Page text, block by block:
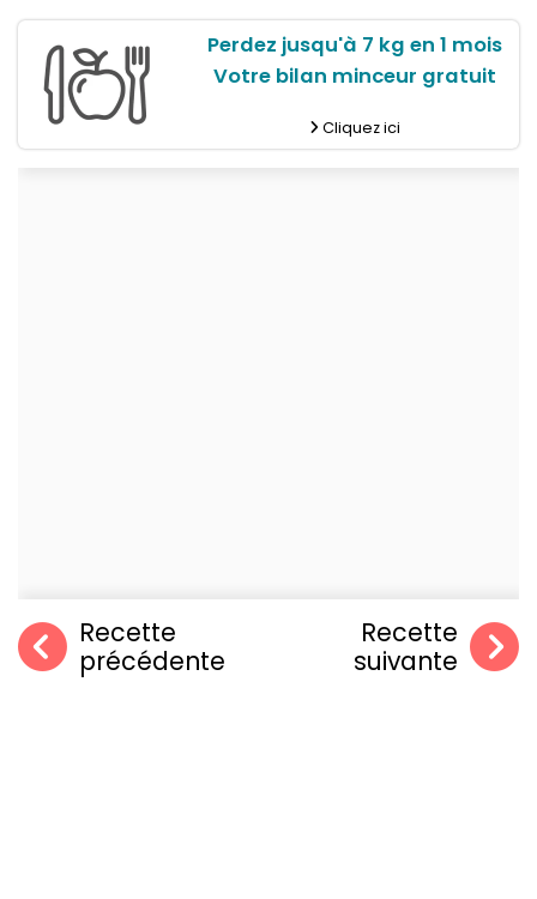
Perdez jusqu'à 7 kg en 1 mois
Votre bilan minceur gratuit
Cliquez ici
Recette
précédente
Recette
suivante